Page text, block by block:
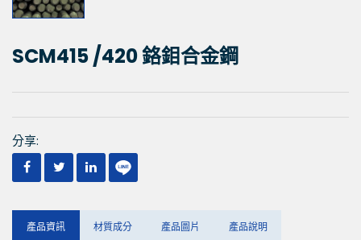
SCM415 /420 鉻鉬合金鋼
分享:
產品資訊 材質成分 產品圖片 產品說明